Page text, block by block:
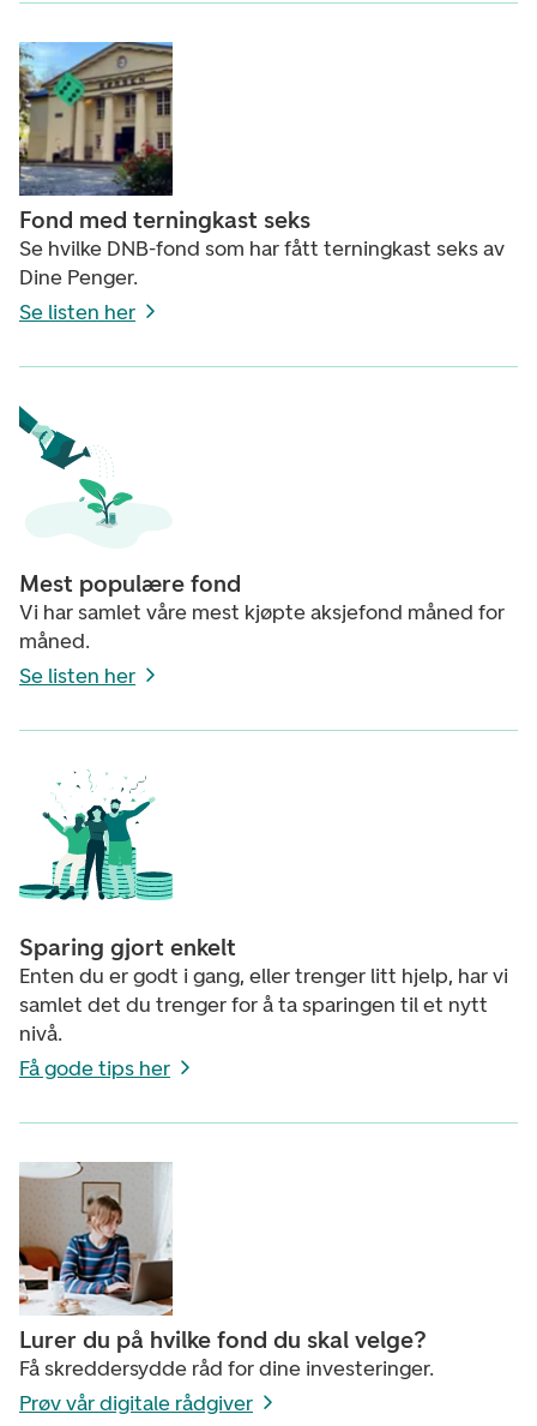
Fond med terningkast seks
Se hvilke DNB-fond som har fått terningkast seks av
Dine Penger.
Se listen her
Mest populære fond
Vi har samlet våre mest kjøpte aksjefond måned for
måned.
Se listen her
Sparing gjort enkelt
Enten du er godt i gang, eller trenger litt hjelp, har vi
samlet det du trenger for å ta sparingen til et nytt
nivå.
Få gode tips her
Lurer du på hvilke fond du skal velge?
Få skreddersydde råd for dine investeringer.
Prøv vår digitale rådgiver